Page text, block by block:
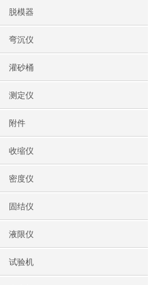
脱模器
弯沉仪
灌砂桶
测定仪
附件
收缩仪
密度仪
固结仪
液限仪
试验机